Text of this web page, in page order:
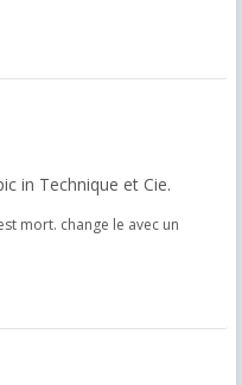
in Technique et Cie.
mort. change le avec un